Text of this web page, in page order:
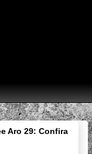
Aro 29: Confira